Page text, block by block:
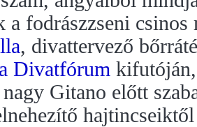
a fodrászzseni
, divattervező
Divatfórum
Gitano előtt